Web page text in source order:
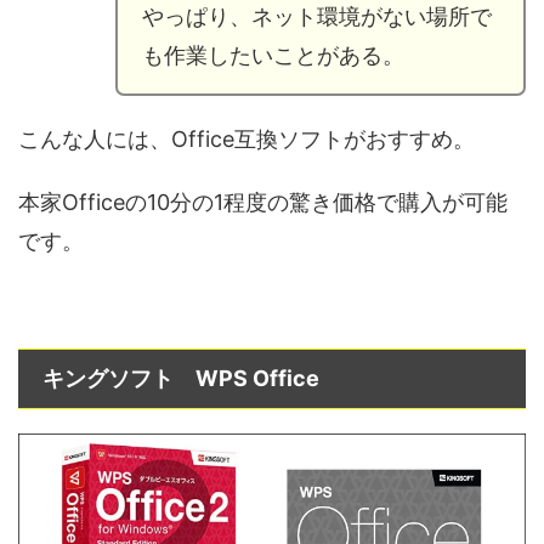
やっぱり、ネット環境がない場所で
も作業したいことがある。
こんな人には、Office互換ソフトがおすすめ。
本家Officeの10分の1程度の驚き価格で購入が可能
です。
キングソフト WPS Office